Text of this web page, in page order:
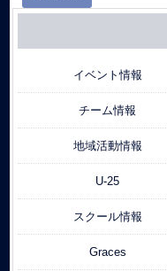
イベント情報
チーム情報
地域活動情報
U-25
スクール情報
Graces